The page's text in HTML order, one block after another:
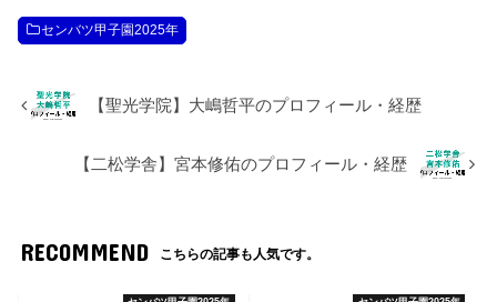
センバツ甲子園2025年
【聖光学院】大嶋哲平のプロフィール・経歴
【二松学舎】宮本修佑のプロフィール・経歴
RECOMMEND こちらの記事も人気です。